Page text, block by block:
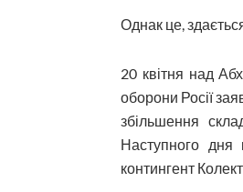
Однак це,
20 квітня над
оборони Росії
збільшення
Наступного дня
контингент